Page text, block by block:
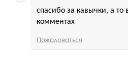
спасибо за кавычки, а то
комментах
Пожаловаться